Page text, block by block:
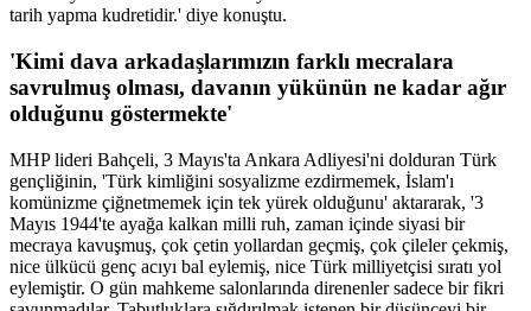
tarih yapma kudretidir.' diye konuştu.
'Kimi dava arkadaşlarımızın farklı mecralara
savrulmuş olması, davanın yükünün ne kadar ağır
olduğunu göstermekte'
MHP lideri Bahçeli, 3 Mayıs'ta Ankara Adliyesi'ni dolduran Türk
gençliğinin, 'Türk kimliğini sosyalizme ezdirmemek, İslam'ı
komünizme çiğnetmemek için tek yürek olduğunu' aktararak, '3
Mayıs 1944'te ayağa kalkan milli ruh, zaman içinde siyasi bir
mecraya kavuşmuş, çok çetin yollardan geçmiş, çok çileler çekmiş,
nice ülkücü genç acıyı bal eylemiş, nice Türk milliyetçisi sıratı yol
eylemiştir. O gün mahkeme salonlarında direnenler sadece bir fikri